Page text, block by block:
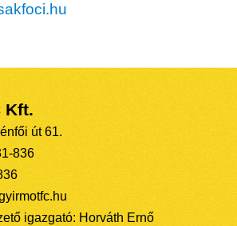
Kft.
út 61.
836
igazgató: Horváth Ernő